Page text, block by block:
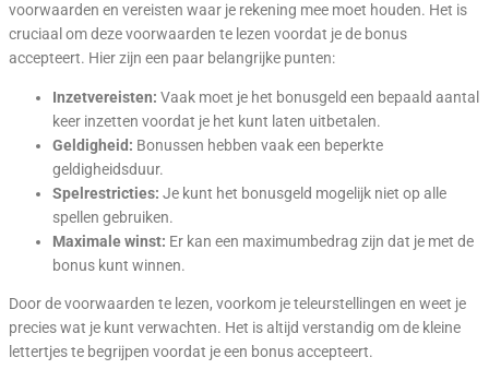
voorwaarden en vereisten waar je rekening mee moet houden. Het is
cruciaal om deze voorwaarden te lezen voordat je de bonus
accepteert. Hier zijn een paar belangrijke punten:
Inzetvereisten: Vaak moet je het bonusgeld een bepaald aantal
keer inzetten voordat je het kunt laten uitbetalen.
Geldigheid: Bonussen hebben vaak een beperkte
geldigheidsduur.
Spelrestricties: Je kunt het bonusgeld mogelijk niet op alle
spellen gebruiken.
Maximale winst: Er kan een maximumbedrag zijn dat je met de
bonus kunt winnen.
Door de voorwaarden te lezen, voorkom je teleurstellingen en weet je
precies wat je kunt verwachten. Het is altijd verstandig om de kleine
lettertjes te begrijpen voordat je een bonus accepteert.